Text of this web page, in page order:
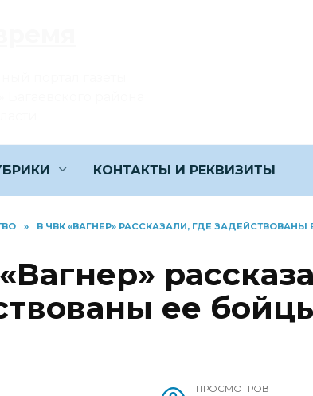
КОНТАКТЫ И РЕКВИЗИТЫ
» В ЧВК «ВАГНЕР» РАССКАЗАЛИ, ГДЕ ЗАДЕЙСТВОВАНЫ
ее
ПРОСМОТРОВ